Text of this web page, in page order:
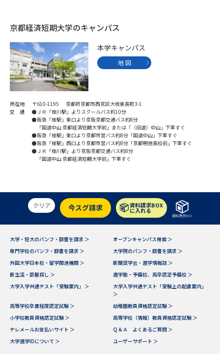
京都経済短期大学のキャンパス
本学キャンパス
地 図
所在地
〒610-1195 京都府京都市西京区大枝東長町3-1
交 通
●ＪＲ「桂川駅」よりスクールバス約10分
●阪急「桂駅」東口より京阪京都交通バス約8分
「国道中山 京都経済短期大学前」または「（旧道）中山」下車すぐ
●阪急「桂駅」東口より京都市営バス約8分「国道中山」下車すぐ
●阪急「桂駅」西口より京都市営バス約8分「京都明徳高校前」下車すぐ
●ＪＲ「桂川駅」より京阪京都交通バス約8分
「国道中山 京都経済短期大学前」下車すぐ
クリア 今スグ請求 資料請求BOX
に入れる
資料請求BOX
大学・短大のパンフ・願書を請求 ＞
オープンキャンパス検索 ＞
専門学校のパンフ・願書を請求 ＞
大学院のパンフ・願書を請求 ＞
外国大学日本校・留学関連機関 ＞
新聞奨学会・進学情報誌 ＞
新生活・部屋探し ＞
進学塾・予備校、高卒認定予備校 ＞
大学入学共通テスト「受験案内」 ＞
大学入学共通テスト「受験上の配慮案内」
＞
高等学校卒業程度認定試験 ＞
幼稚園教員資格認定試験 ＞
小学校教員資格認定試験 ＞
高等学校（情報）教員資格認定試験 ＞
テレメールお支払いサイト ＞
Ｑ＆Ａ よくあるご質問 ＞
大学進学IDについて ＞
ユーザーサポート ＞